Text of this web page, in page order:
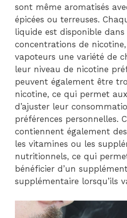
sont même aromatisés
épicées ou terreuses.
liquide est disponible
concentrations de
vapoteurs une variété de
leur niveau de nicotine
peuvent également être
nicotine, ce qui permet
d’ajuster leur
préférences personnelles.
contiennent également
les vitamines ou les
nutritionnels, ce qui
bénéficier d’un
supplémentaire lorsqu’ils